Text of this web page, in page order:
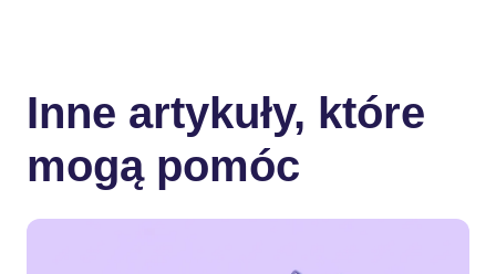
Inne artykuły, które
mogą pomóc